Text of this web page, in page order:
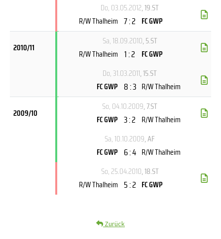
Do, 03.05.2012, 19.ST
R/W Thalheim 7 : 2 FC GWP
2010/11
Sa, 18.09.2010, 5.ST
R/W Thalheim 1 : 2 FC GWP
Do, 31.03.2011, 15.ST
FC GWP 8 : 3 R/W Thalheim
2009/10
So, 04.10.2009, 7.ST
FC GWP 3 : 2 R/W Thalheim
Sa, 10.10.2009, AF
FC GWP 6 : 4 R/W Thalheim
So, 25.04.2010, 18.ST
R/W Thalheim 5 : 2 FC GWP
Zurück